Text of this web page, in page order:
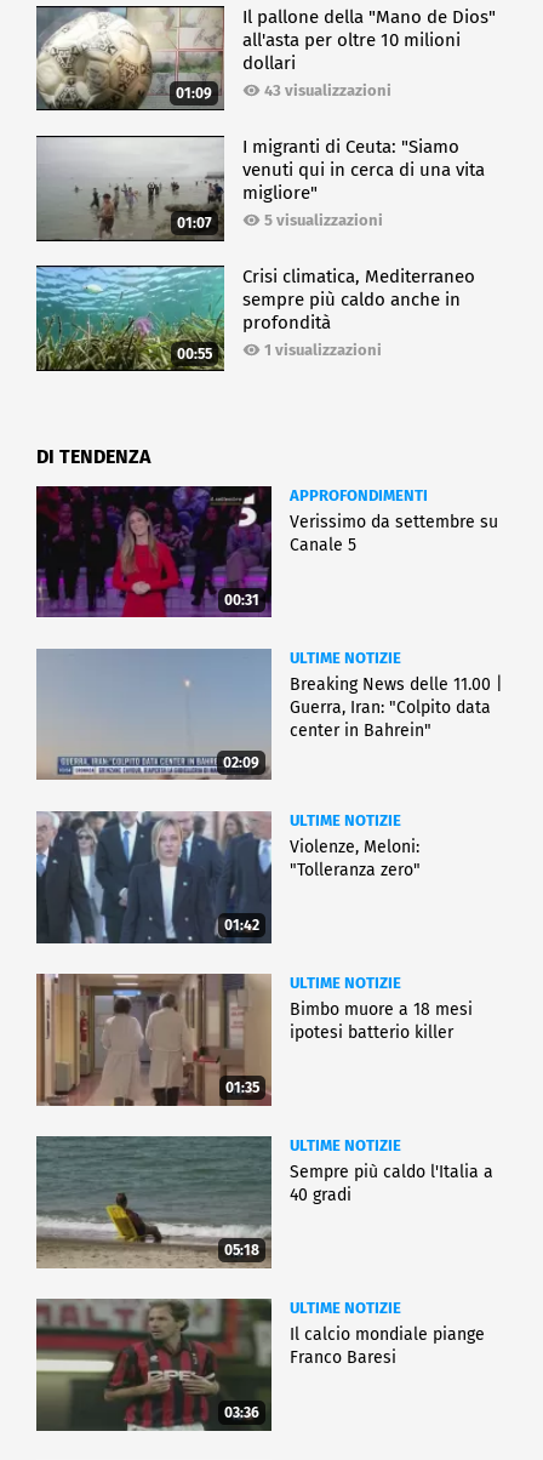
01:09
Il pallone della "Mano de Dios"
all'asta per oltre 10 milioni
dollari
43 visualizzazioni
01:07
I migranti di Ceuta: "Siamo
venuti qui in cerca di una vita
migliore"
5 visualizzazioni
00:55
Crisi climatica, Mediterraneo
sempre più caldo anche in
profondità
1 visualizzazioni
DI TENDENZA
00:31
APPROFONDIMENTI
Verissimo da settembre su
Canale 5
02:09
ULTIME NOTIZIE
Breaking News delle 11.00 |
Guerra, Iran: "Colpito data
center in Bahrein"
01:42
ULTIME NOTIZIE
Violenze, Meloni:
"Tolleranza zero"
01:35
ULTIME NOTIZIE
Bimbo muore a 18 mesi
ipotesi batterio killer
05:18
ULTIME NOTIZIE
Sempre più caldo l'Italia a
40 gradi
03:36
ULTIME NOTIZIE
Il calcio mondiale piange
Franco Baresi